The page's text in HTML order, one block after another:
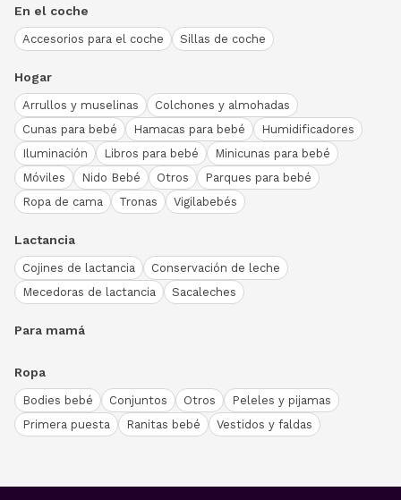
En el coche
Accesorios para el coche Sillas de coche
Hogar
Arrullos y muselinas
Colchones y almohadas
Cunas para bebé
Hamacas para bebé
Humidificadores
Iluminación
Libros para bebé
Minicunas para bebé
Móviles
Nido Bebé Otros
Parques para bebé
Ropa de cama
Tronas Vigilabebés
Lactancia
Cojines de lactancia
Conservación de leche
Mecedoras de lactancia
Sacaleches
Para mamá
Ropa
Bodies bebé Conjuntos Otros
Peleles y pijamas
Primera puesta
Ranitas bebé Vestidos y faldas